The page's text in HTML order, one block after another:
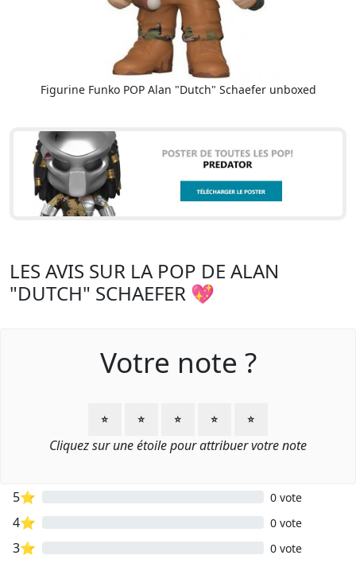
Figurine Funko POP Alan "Dutch" Schaefer unboxed
LES AVIS SUR LA POP DE ALAN
"DUTCH" SCHAEFER 💖
Votre note ?
⭐ ⭐ ⭐ ⭐ ⭐
Cliquez sur une étoile pour attribuer votre note
5⭐ 0 vote
4⭐ 0 vote
3⭐ 0 vote